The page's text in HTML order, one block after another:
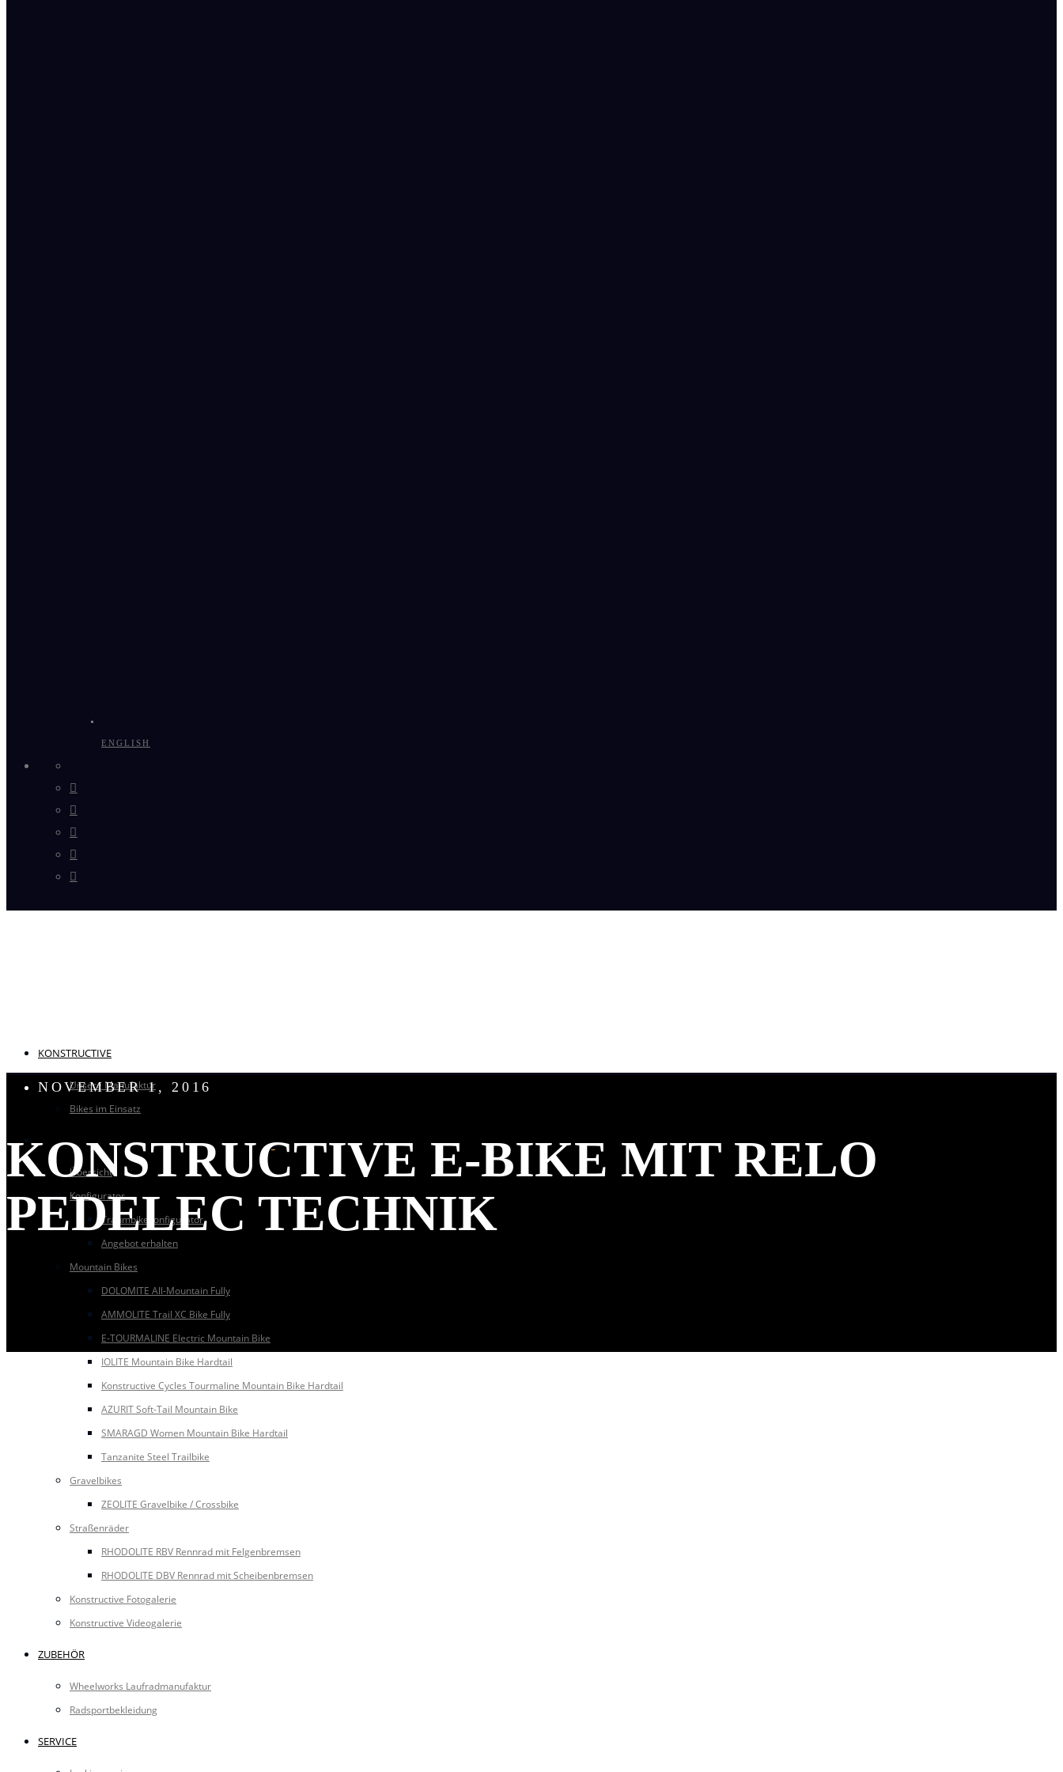
ENGLISH
KONSTRUCTIVE
Unsere Manufaktur
Bikes im Einsatz
BIKEMODELLE
Übersicht
Konfigurator
Traumbikekonfigurator
Angebot erhalten
Mountain Bikes
DOLOMITE All-Mountain Fully
AMMOLITE Trail XC Bike Fully
E-TOURMALINE Electric Mountain Bike
IOLITE Mountain Bike Hardtail
Konstructive Cycles Tourmaline Mountain Bike Hardtail
AZURIT Soft-Tail Mountain Bike
SMARAGD Women Mountain Bike Hardtail
Tanzanite Steel Trailbike
Gravelbikes
ZEOLITE Gravelbike / Crossbike
Straßenräder
RHODOLITE RBV Rennrad mit Felgenbremsen
RHODOLITE DBV Rennrad mit Scheibenbremsen
Konstructive Fotogalerie
Konstructive Videogalerie
ZUBEHÖR
Wheelworks Laufradmanufaktur
Radsportbekleidung
SERVICE
NOVEMBER 1, 2016
KONSTRUCTIVE E-BIKE MIT RELO
PEDELEC TECHNIK